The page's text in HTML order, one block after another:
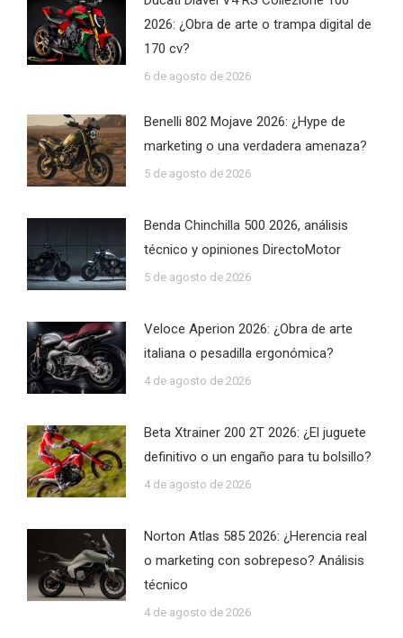
2026: ¿Obra de arte o trampa digital de
170 cv?
6 de agosto de 2026
Benelli 802 Mojave 2026: ¿Hype de
marketing o una verdadera amenaza?
5 de agosto de 2026
Benda Chinchilla 500 2026, análisis
técnico y opiniones DirectoMotor
5 de agosto de 2026
Veloce Aperion 2026: ¿Obra de arte
italiana o pesadilla ergonómica?
4 de agosto de 2026
Beta Xtrainer 200 2T 2026: ¿El juguete
definitivo o un engaño para tu bolsillo?
4 de agosto de 2026
Norton Atlas 585 2026: ¿Herencia real
o marketing con sobrepeso? Análisis
técnico
4 de agosto de 2026